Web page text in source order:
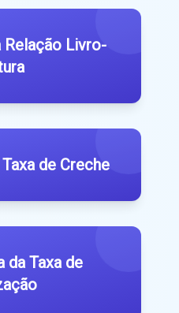
Relação Livro-
de Creche
da Taxa de